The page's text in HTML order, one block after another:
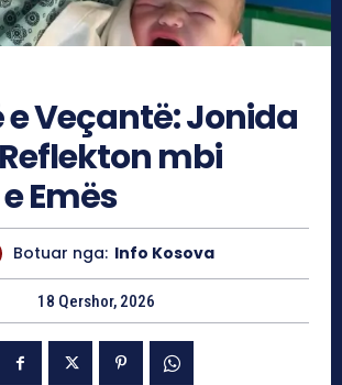
e Veçantë: Jonida
mbi
Emës
Botuar nga: Info Kosova
18 Qershor, 2026